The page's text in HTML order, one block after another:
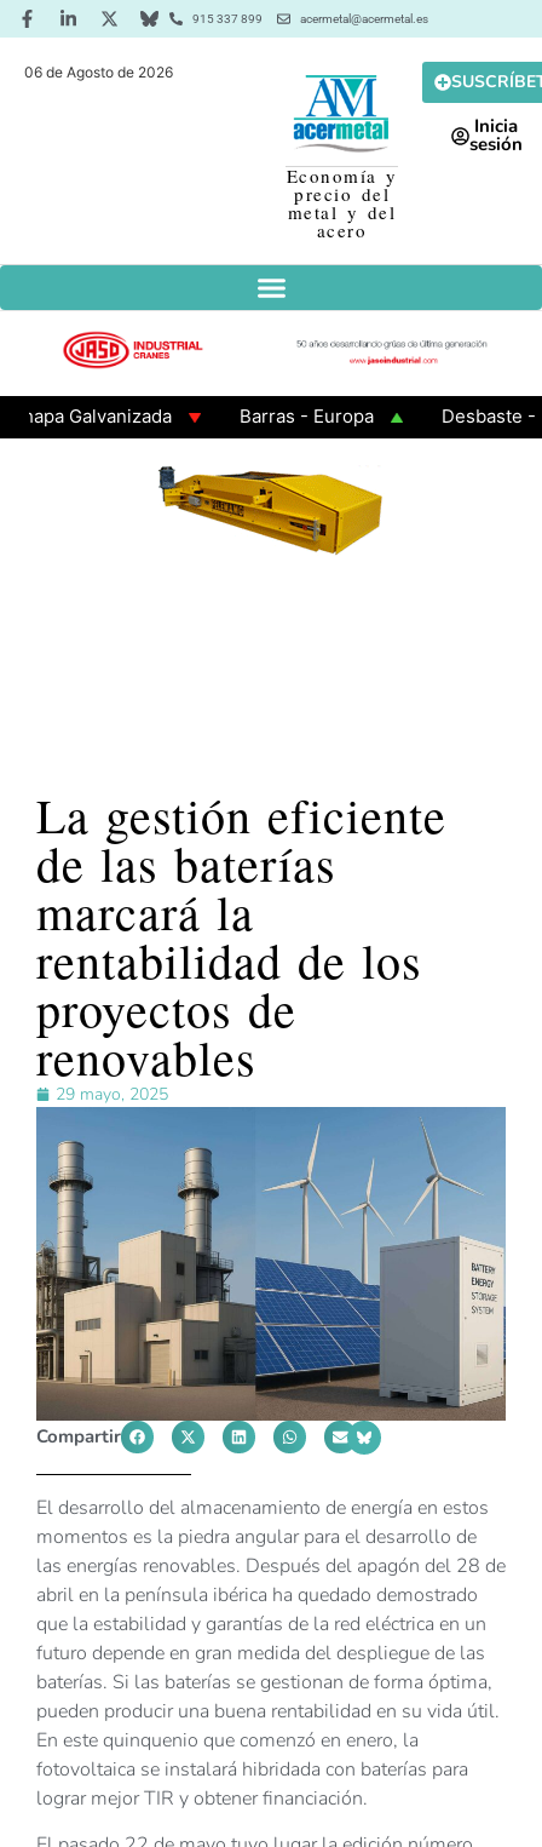
915 337 899 acermetal@acermetal.es
06 de Agosto de 2026
Economía y
precio del
metal y del
acero
Inicia
sesión
Galvanizada Barras - Europa
Desbaste - Asia
La gestión eficiente
de las baterías
marcará la
rentabilidad de los
proyectos de
renovables
29 mayo, 2025
Compartir
El desarrollo del almacenamiento de energía en estos
momentos es la piedra angular para el desarrollo de
las energías renovables. Después del apagón del 28 de
abril en la península ibérica ha quedado demostrado
que la estabilidad y garantías de la red eléctrica en un
futuro depende en gran medida del despliegue de las
baterías. Si las baterías se gestionan de forma óptima,
pueden producir una buena rentabilidad en su vida útil.
En este quinquenio que comenzó en enero, la
fotovoltaica se instalará hibridada con baterías para
lograr mejor TIR y obtener financiación.